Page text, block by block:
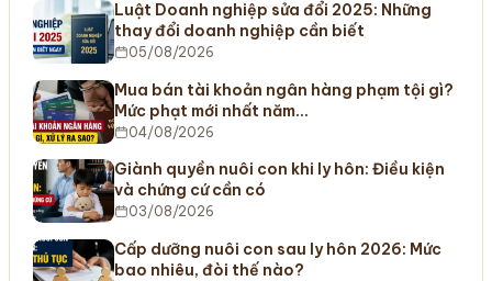
Luật Doanh nghiệp sửa đổi 2025: Những
thay đổi doanh nghiệp cần biết
05/08/2026
Mua bán tài khoản ngân hàng phạm tội gì?
Mức phạt mới nhất năm…
04/08/2026
Giành quyền nuôi con khi ly hôn: Điều kiện
và chứng cứ cần có
03/08/2026
Cấp dưỡng nuôi con sau ly hôn 2026: Mức
bao nhiêu, đòi thế nào?